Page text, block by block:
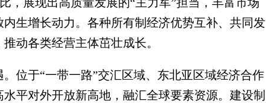
生增长动力。各种所有制经济优势互补、共同发
动各类经营主体茁壮成长。
于“一带一路”交汇区域、东北亚区域经济合作
平对外开放新高地，融汇全球要素资源。建设制